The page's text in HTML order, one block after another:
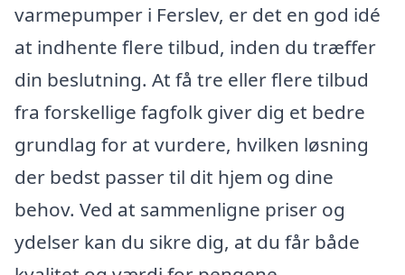
varmepumper i Ferslev, er det en god idé
at indhente flere tilbud, inden du træffer
din beslutning. At få tre eller flere tilbud
fra forskellige fagfolk giver dig et bedre
grundlag for at vurdere, hvilken løsning
der bedst passer til dit hjem og dine
behov. Ved at sammenligne priser og
ydelser kan du sikre dig, at du får både